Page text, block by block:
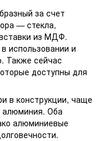
за счет
— стекла,
из МДФ.
использовании и
Также сейчас
доступны для
в конструкции, чаще
алюминия. Оба
алюминиевые